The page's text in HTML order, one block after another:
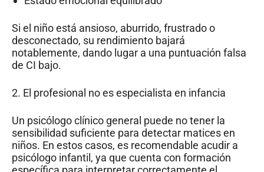
Si el niño está ansioso, aburrido, frustrado o
desconectado, su rendimiento bajará
notablemente, dando lugar a una puntuación falsa
de CI bajo.
2. El profesional no es especialista en infancia
Un psicólogo clínico general puede no tener la
sensibilidad suficiente para detectar matices en
niños. En estos casos, es recomendable acudir a
psicólogo infantil, ya que cuenta con formación